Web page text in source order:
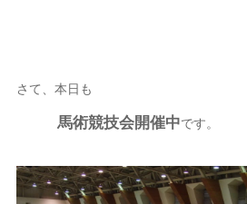
さて、本日も
馬術競技会開催中です。